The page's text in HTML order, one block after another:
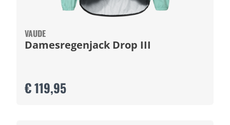
VAUDE
Damesregenjack Drop III
€ 119,95